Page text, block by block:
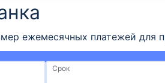
ежемесячных платежей
Срок